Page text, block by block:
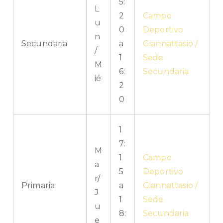
Secundaria
L
u
n
/
M
ié
2
0
a
1
6:
2
0
Campo
Deportivo
Giannattasio /
Sede
Secundaria
Primaria
M
a
r/
J
u
e
1
7:
1
5
a
1
8:
Campo
Deportivo
Giannattasio /
Sede
Secundaria